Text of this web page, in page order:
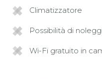
Climatizzatore
Possibilità di
Wi-Fi gratuito in